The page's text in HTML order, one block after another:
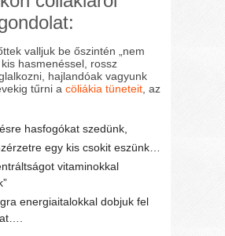
valljuk be őszintén „nem
hasmenéssel, rossz
hajlandóak vagyunk
tűrni acöliákia tüneteit, az
hasfogókat szedünk,
egy kis csokit eszünk…
vitaminokkal
energiaitalokkal dobjuk fel